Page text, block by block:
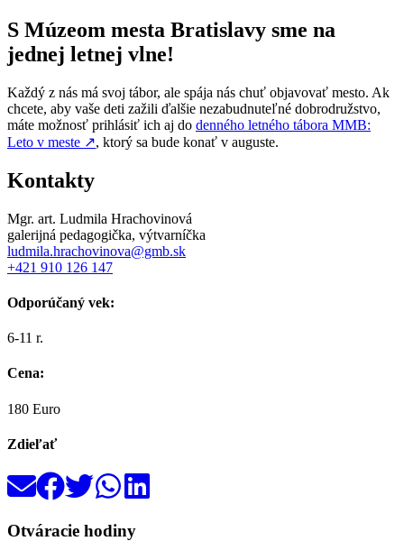
S Múzeom mesta Bratislavy sme na
jednej letnej vlne!
Každý z nás má svoj tábor, ale spája nás chuť objavovať mesto. Ak
chcete, aby vaše deti zažili ďalšie nezabudnuteľné dobrodružstvo,
máte možnosť prihlásiť ich aj do denného letného tábora MMB:
Leto v meste ↗, ktorý sa bude konať v auguste.
Kontakty
Mgr. art. Ludmila Hrachovinová
galerijná pedagogička, výtvarníčka
ludmila.hrachovinova@gmb.sk
+421 910 126 147
Odporúčaný vek:
6-11 r.
Cena:
180 Euro
Zdieľať
Otváracie hodiny